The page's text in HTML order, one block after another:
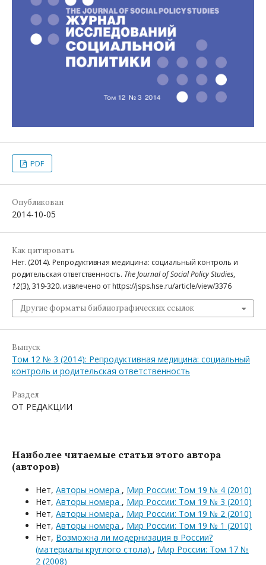
PDF
Опубликован
2014-10-05
Как цитировать
Нет. (2014). Репродуктивная медицина: социальный контроль и
родительская ответственность. The Journal of Social Policy Studies,
12(3), 319-320. извлечено от https://jsps.hse.ru/article/view/3376
Другие форматы библиографических ссылок
Выпуск
Том 12 № 3 (2014): Репродуктивная медицина: социальный
контроль и родительская ответственность
Раздел
ОТ РЕДАКЦИИ
Наиболее читаемые статьи этого автора
(авторов)
Нет, Авторы номера , Мир России: Том 19 № 4 (2010)
Нет, Авторы номера , Мир России: Том 19 № 3 (2010)
Нет, Авторы номера , Мир России: Том 19 № 2 (2010)
Нет, Авторы номера , Мир России: Том 19 № 1 (2010)
Нет, Возможна ли модернизация в России?
(материалы круглого стола) , Мир России: Том 17 №
2 (2008)